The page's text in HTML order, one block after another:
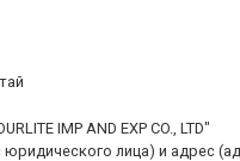
IMP AND EXP CO., LTD"
лица) и адрес